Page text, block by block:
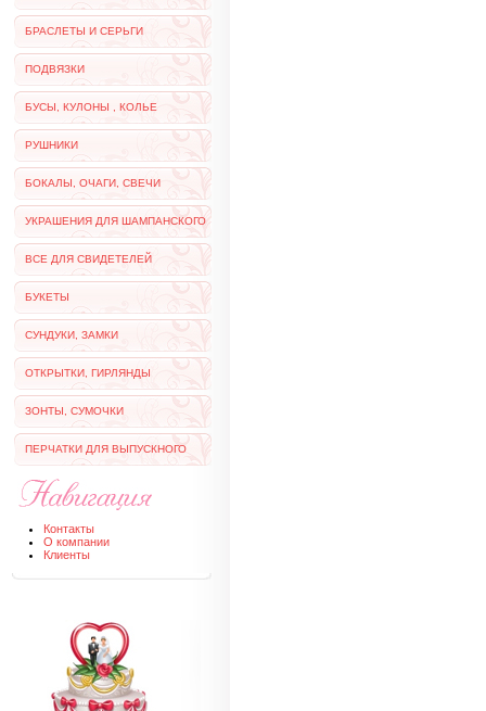
БРАСЛЕТЫ И СЕРЬГИ
ПОДВЯЗКИ
БУСЫ, КУЛОНЫ , КОЛЬЕ
РУШНИКИ
БОКАЛЫ, ОЧАГИ, СВЕЧИ
УКРАШЕНИЯ ДЛЯ ШАМПАНСКОГО
ВСЕ ДЛЯ СВИДЕТЕЛЕЙ
БУКЕТЫ
СУНДУКИ, ЗАМКИ
ОТКРЫТКИ, ГИРЛЯНДЫ
ЗОНТЫ, СУМОЧКИ
ПЕРЧАТКИ ДЛЯ ВЫПУСКНОГО
Контакты
О компании
Клиенты